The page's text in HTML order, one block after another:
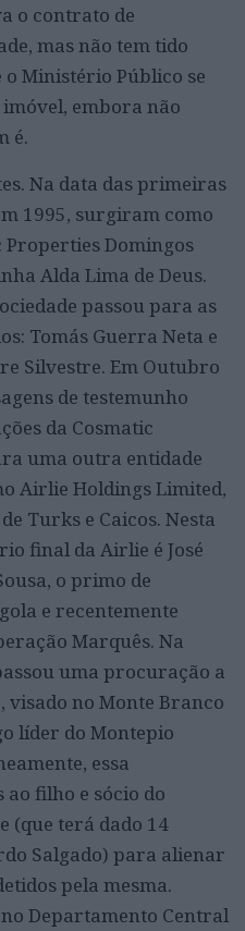
o contrato de
mas não tem tido
Ministério Público se
embora não
é.
Na data das primeiras
1995, surgiram como
Domingos
Alda Lima de Deus.
passou para as
Tomás Guerra Neta e
Silvestre. Em Outubro
de testemunho
da Cosmatic
uma outra entidade
Airlie Holdings Limited,
Turks e Caicos. Nesta
final da Airlie é José
o primo de
e recentemente
Marquês. Na
uma procuração a
visado no Monte Branco
líder do Montepio
essa
filho e sócio do
(que terá dado 14
Salgado) para alienar
pela mesma.
Departamento Central